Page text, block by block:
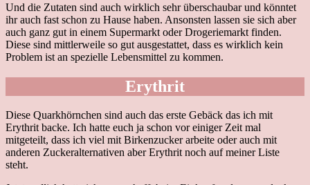
Und die Zutaten sind auch wirklich sehr überschaubar und könntet
ihr auch fast schon zu Hause haben. Ansonsten lassen sie sich aber
auch ganz gut in einem Supermarkt oder Drogeriemarkt finden.
Diese sind mittlerweile so gut ausgestattet, dass es wirklich kein
Problem ist an spezielle Lebensmittel zu kommen.
Erythrit
Diese Quarkhörnchen sind auch das erste Gebäck das ich mit
Erythrit backe. Ich hatte euch ja schon vor einiger Zeit mal
mitgeteilt, dass ich viel mit Birkenzucker arbeite oder auch mit
anderen Zuckeralternativen aber Erythrit noch auf meiner Liste
steht.